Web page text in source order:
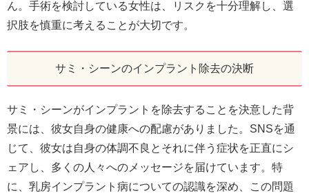
ん。手術を検討している女性は、リスクを十分理解し、選
択肢を慎重に考えることが大切です。
サミ・シーンのインプラント除去の決断
サミ・シーンがインプラントを除去することを決意した背
景には、彼女自身の健康への配慮がありました。SNSを通
じて、彼女は自身の体調不良とそれに伴う症状を正直にシ
ェアし、多くの人々へのメッセージを届けています。特
に、乳房インプラント病についての認識を深め、この問題